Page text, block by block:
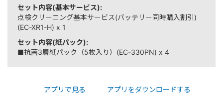
セット内容(基本サービス):
点検クリーニング基本サービス(バッテリー同時購入割引)
(EC-XR1-H) x 1
セット内容(紙パック):
■抗菌3層紙パック（5枚入り）(EC-330PN) x 4
アプリで見る アプリをダウンロードする